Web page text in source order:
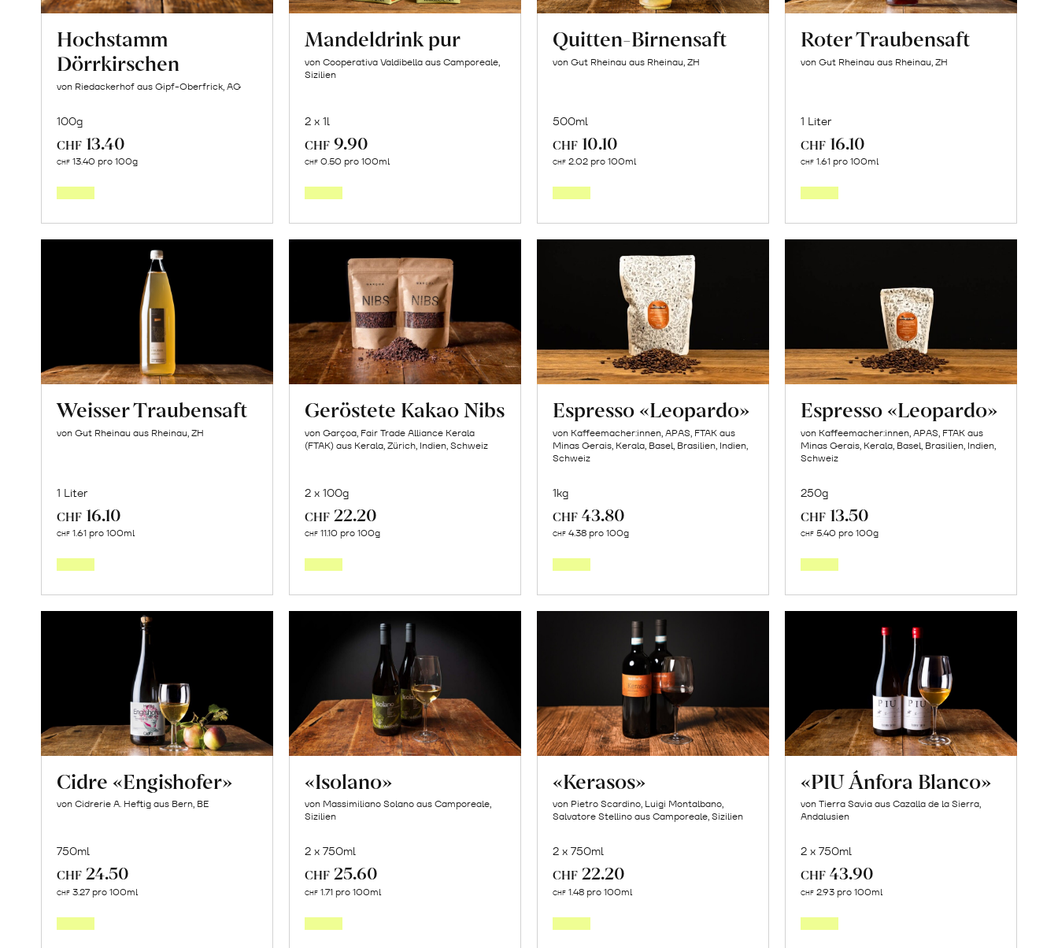
Hochstamm
Dörrkirschen
von Riedackerhof aus Gipf-Oberfrick, AG
100g
CHF 13.40
CHF 13.40 pro 100g
Mandeldrink pur
von Cooperativa Valdibella aus Camporeale,
Sizilien
2 x 1l
CHF 9.90
CHF 0.50 pro 100ml
Quitten-Birnensaft
von Gut Rheinau aus Rheinau, ZH
500ml
CHF 10.10
CHF 2.02 pro 100ml
Roter Traubensaft
von Gut Rheinau aus Rheinau, ZH
1 Liter
CHF 16.10
CHF 1.61 pro 100ml
Weisser Traubensaft
von Gut Rheinau aus Rheinau, ZH
1 Liter
CHF 16.10
CHF 1.61 pro 100ml
Geröstete Kakao Nibs
von Garçoa, Fair Trade Alliance Kerala
(FTAK) aus Kerala, Zürich, Indien, Schweiz
2 x 100g
CHF 22.20
CHF 11.10 pro 100g
Espresso «Leopardo»
von Kaffeemacher:innen, APAS, FTAK aus
Minas Gerais, Kerala, Basel, Brasilien, Indien,
Schweiz
1kg
CHF 43.80
CHF 4.38 pro 100g
Espresso «Leopardo»
von Kaffeemacher:innen, APAS, FTAK aus
Minas Gerais, Kerala, Basel, Brasilien, Indien,
Schweiz
250g
CHF 13.50
CHF 5.40 pro 100g
Cidre «Engishofer»
von Cidrerie A. Heftig aus Bern, BE
750ml
CHF 24.50
CHF 3.27 pro 100ml
«Isolano»
von Massimiliano Solano aus Camporeale,
Sizilien
2 x 750ml
CHF 25.60
CHF 1.71 pro 100ml
«Kerasos»
von Pietro Scardino, Luigi Montalbano,
Salvatore Stellino aus Camporeale, Sizilien
2 x 750ml
CHF 22.20
CHF 1.48 pro 100ml
«PIU Ánfora Blanco»
von Tierra Savia aus Cazalla de la Sierra,
Andalusien
2 x 750ml
CHF 43.90
CHF 2.93 pro 100ml